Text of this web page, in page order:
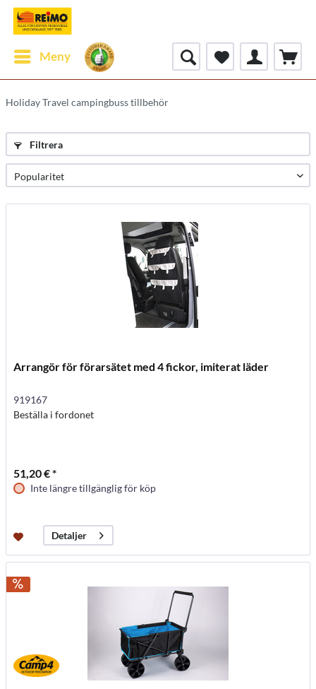
Meny
Holiday Travel campingbuss tillbehör
Filtrera
Arrangör för förarsätet med 4 fickor, imiterat läder
919167
Beställa i fordonet
51,20 € *
Inte längre tillgänglig för köp
Detaljer